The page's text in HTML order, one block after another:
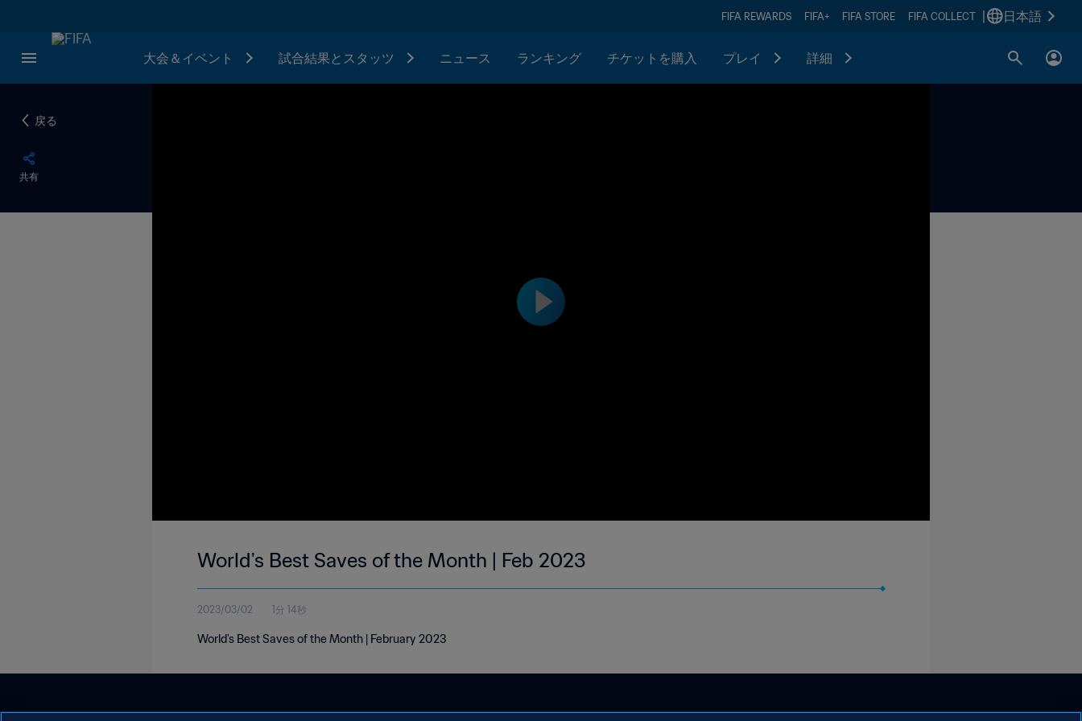
FIFA REWARDS FIFA+ FIFA STORE FIFA COLLECT 日本語
大会＆イベント 試合結果とスタッツ ニュース ランキング チケットを購入 プレイ 詳細
戻る
共有
World's Best Saves of the Month | Feb 2023
2023/03/02 1分 14秒
World's Best Saves of the Month | February 2023